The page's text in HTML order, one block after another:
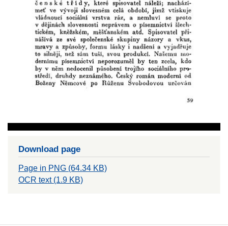
Download page
Page in PNG (64.34 KB)
OCR text (1.9 KB)